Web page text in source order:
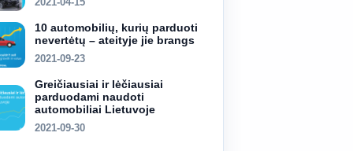
10 automobilių, kurių parduoti
nevertėtų – ateityje jie brangs
2021-09-23
Greičiausiai ir lėčiausiai
parduodami naudoti
automobiliai Lietuvoje
2021-09-30